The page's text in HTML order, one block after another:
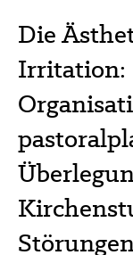
Die
Irritation: